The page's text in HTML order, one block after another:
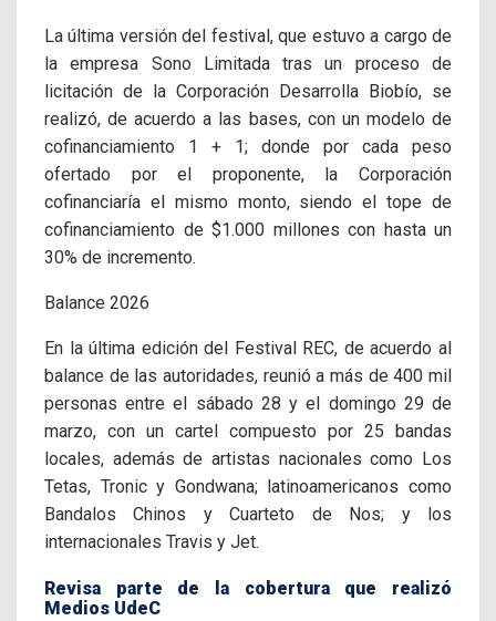
La última versión del festival, que estuvo a cargo de
la empresa Sono Limitada tras un proceso de
licitación de la Corporación Desarrolla Biobío, se
realizó, de acuerdo a las bases, con un modelo de
cofinanciamiento 1 + 1; donde por cada peso
ofertado por el proponente, la Corporación
cofinanciaría el mismo monto, siendo el tope de
cofinanciamiento de $1.000 millones con hasta un
30% de incremento.
Balance 2026
En la última edición del Festival REC, de acuerdo al
balance de las autoridades, reunió a más de 400 mil
personas entre el sábado 28 y el domingo 29 de
marzo, con un cartel compuesto por 25 bandas
locales, además de artistas nacionales como Los
Tetas, Tronic y Gondwana; latinoamericanos como
Bandalos Chinos y Cuarteto de Nos; y los
internacionales Travis y Jet.
Revisa parte de la cobertura que realizó
Medios UdeC